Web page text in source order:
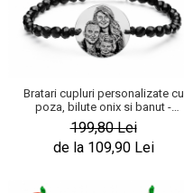
Bratari cupluri personalizate cu
poza, bilute onix si banut -
stainless steel
199,80 Lei
de la 109,90 Lei